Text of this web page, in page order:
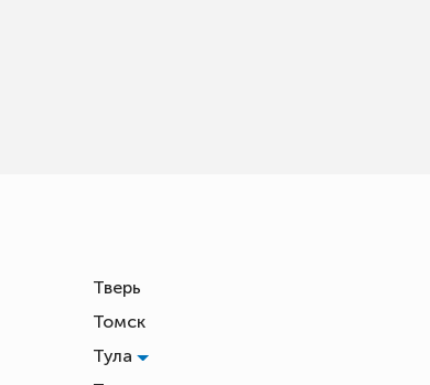
Тверь
Томск
Тула